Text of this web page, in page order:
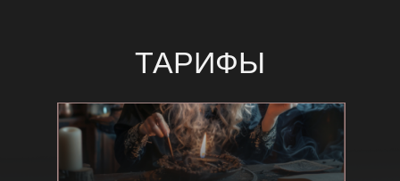
РАБОТА С ДОМОВЫМ
ИЗБАВЛЕНИЕ
ОТ ЗАВИСИМОСТЕЙ
ТАРИФЫ